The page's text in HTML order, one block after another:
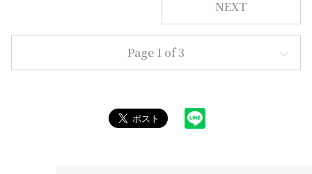
Page 1 of 3
NEXT